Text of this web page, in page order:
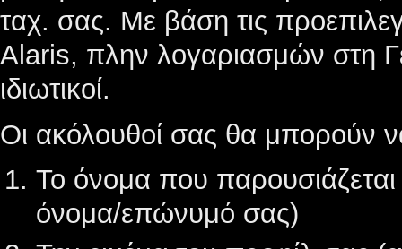
ταχ. σας. Με βάση τις
Alaris, πλην λογαριασμών στη
ιδιωτικοί.
Οι ακόλουθοί σας θα μπορούν
Το όνομα που
όνομα/επώνυμό σας)